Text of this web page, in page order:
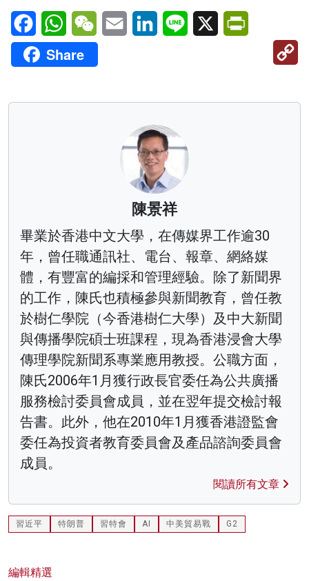
FacebookWhatsAppWeChatEmail LinkedInLine X
Share
陳景祥
畢業於香港中文大學，在傳媒界工作逾30
年，曾任職通訊社、電台、報章、網絡媒
體，有豐富的編採和管理經驗。除了新聞界
的工作，陳氏也積極參與新聞教育，曾任教
於樹仁學院（今香港樹仁大學）及中大新聞
與傳播學院碩士班課程，現為香港浸會大學
傳理學院新聞系專業應用教授。公職方面，
陳氏2006年1月獲行政長官委任為公共廣播
服務檢討委員會成員，並在翌年提交檢討報
告書。此外，他在2010年1月獲香港證監會
委任為投資者教育委員會及產品諮詢委員會
成員。
閱讀所有文章
習近平 特朗普 習特會 AI 中美貿易戰 G2
編輯精選